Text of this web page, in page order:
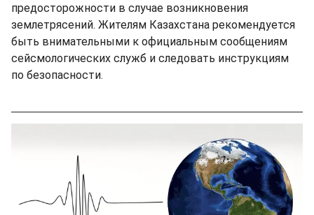
предосторожности в случае возникновения
землетрясений. Жителям Казахстана рекомендуется
быть внимательными к официальным сообщениям
сейсмологических служб и следовать инструкциям
по безопасности.